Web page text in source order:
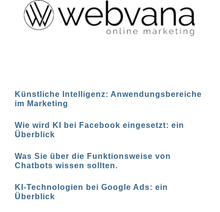
Künstliche Intelligenz: Anwendungsbereiche
im Marketing
Wie wird KI bei Facebook eingesetzt: ein
Überblick
Was Sie über die Funktionsweise von
Chatbots wissen sollten.
KI-Technologien bei Google Ads: ein
Überblick